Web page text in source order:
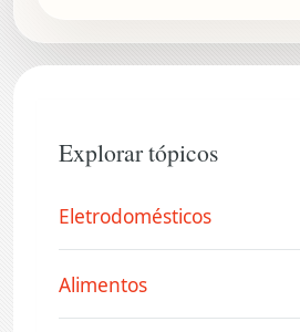
Explorar tópicos
Eletrodomésticos
Alimentos